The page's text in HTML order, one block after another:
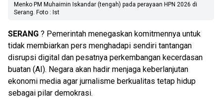
Menko PM Muhaimin Iskandar (tengah) pada perayaan HPN 2026 di
Serang. Foto : Ist
SERANG ? Pemerintah menegaskan komitmennya untuk
tidak membiarkan pers menghadapi sendiri tantangan
disrupsi digital dan pesatnya perkembangan kecerdasan
buatan (AI). Negara akan hadir menjaga keberlanjutan
ekonomi media agar jurnalisme berkualitas tetap hidup
sebagai pilar demokrasi.